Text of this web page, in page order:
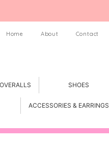
Home About Contact
SHOES
ACCESSORIES & EARRINGS